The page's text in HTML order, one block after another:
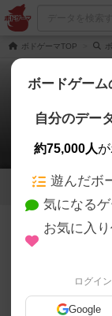
ボドゲーマTOP
11
735名 0名
手軽に遊べて白
にいかなければ
ボードゲーム
自分のデー
約75,000人
遊んだボ
気になる
お気に入
ログイ
Google